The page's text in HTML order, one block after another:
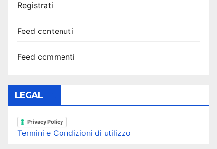
Registrati
Feed contenuti
Feed commenti
LEGAL
Privacy Policy
Termini e Condizioni di utilizzo